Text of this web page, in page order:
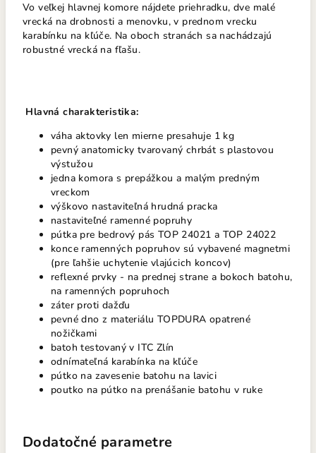
Vo veľkej hlavnej komore nájdete priehradku, dve malé
vrecká na drobnosti a menovku, v prednom vrecku
karabínku na kľúče. Na oboch stranách sa nachádzajú
robustné vrecká na fľašu.
Hlavná charakteristika:
váha aktovky len mierne presahuje 1 kg
pevný anatomicky tvarovaný chrbát s plastovou
výstužou
jedna komora s prepážkou a malým predným
vreckom
výškovo nastaviteľná hrudná pracka
nastaviteľné ramenné popruhy
pútka pre bedrový pás TOP 24021 a TOP 24022
konce ramenných popruhov sú vybavené magnetmi
(pre ľahšie uchytenie vlajúcich koncov)
reflexné prvky - na prednej strane a bokoch batohu,
na ramenných popruhoch
záter proti dažďu
pevné dno z materiálu TOPDURA opatrené
nožičkami
batoh testovaný v ITC Zlín
odnímateľná karabínka na kľúče
pútko na zavesenie batohu na lavici
poutko na pútko na prenášanie batohu v ruke
Dodatočné parametre